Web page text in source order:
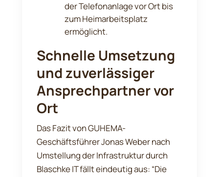
der Telefonanlage vor Ort bis
zum Heimarbeitsplatz
ermöglicht.
Schnelle Umsetzung
und zuverlässiger
Ansprechpartner vor
Ort
Das Fazit von GUHEMA-
Geschäftsführer Jonas Weber nach
Umstellung der Infrastruktur durch
Blaschke IT fällt eindeutig aus: “Die